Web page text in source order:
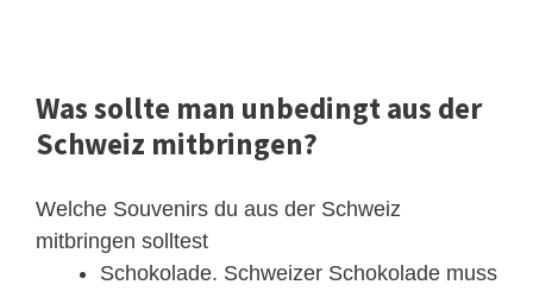
Was sollte man unbedingt aus der
Schweiz mitbringen?
Welche Souvenirs du aus der Schweiz
mitbringen solltest
Schokolade. Schweizer Schokolade muss